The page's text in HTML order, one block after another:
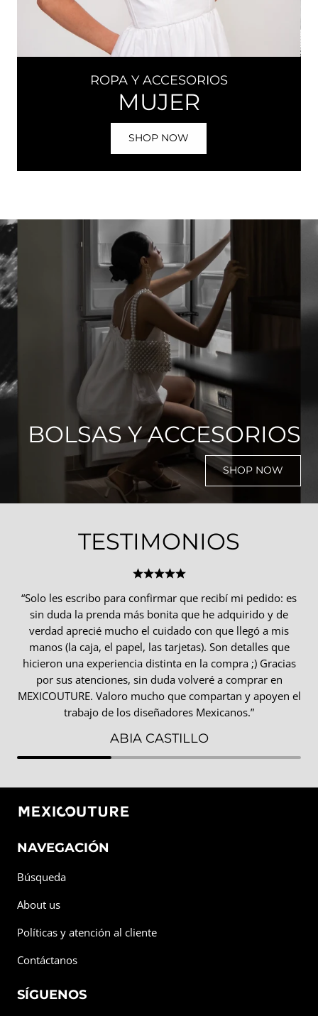
ROPA Y ACCESORIOS
MUJER
SHOP NOW
BOLSAS Y ACCESORIOS
SHOP NOW
TESTIMONIOS
“Solo les escribo para confirmar que recibí mi pedido: es
sin duda la prenda más bonita que he adquirido y de
verdad aprecié mucho el cuidado con que llegó a mis
manos (la caja, el papel, las tarjetas). Son detalles que
hicieron una experiencia distinta en la compra ;) Gracias
por sus atenciones, sin duda volveré a comprar en
MEXICOUTURE. Valoro mucho que compartan y apoyen el
trabajo de los diseñadores Mexicanos.”
ABIA CASTILLO
NAVEGACIÓN
Búsqueda
About us
Políticas y atención al cliente
Contáctanos
SÍGUENOS